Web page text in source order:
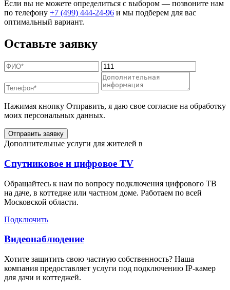
Если вы не можете определиться с выбором — позвоните нам
по телефону +7 (499) 444-24-96 и мы подберем для вас
оптимальный вариант.
Оставьте заявку
Нажимая кнопку Отправить, я даю свое согласие на обработку
моих персональных данных.
Отправить заявку
Дополнительные услуги для жителей в
Спутниковое и цифровое TV
Обращайтесь к нам по вопросу подключения цифрового ТВ
на даче, в коттедже или частном доме. Работаем по всей
Московской области.
Подключить
Видеонаблюдение
Хотите защитить свою частную собственность? Наша
компания предоставляет услуги под подключению IP-камер
для дачи и коттеджей.